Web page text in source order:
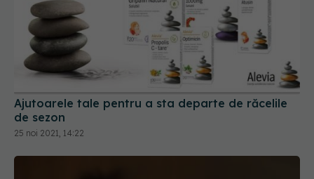
Ajutoarele tale pentru a sta departe de răcelile
de sezon